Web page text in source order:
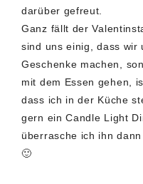
darüber gefreut.
Ganz fällt der
sind uns einig, dass wir
Geschenke machen,
mit dem Essen gehen,
dass ich in der Küche
gern ein Candle Light
überrasche ich ihn
🙂